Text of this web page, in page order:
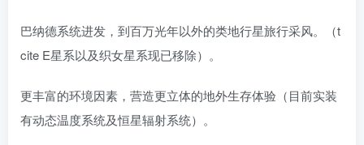
巴纳德系统进发，到百万光年以外的类地行星旅行采风。（t
cite E星系以及织女星系现已移除）。
更丰富的环境因素，营造更立体的地外生存体验（目前实装
有动态温度系统及恒星辐射系统）。